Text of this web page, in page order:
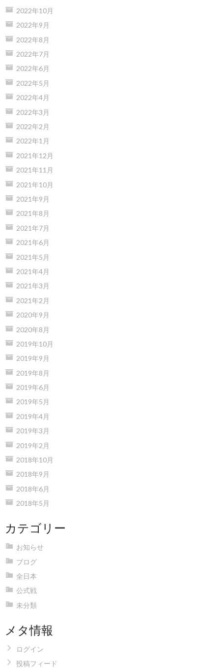
2022年10月
2022年9月
2022年8月
2022年7月
2022年6月
2022年5月
2022年4月
2022年3月
2022年2月
2022年1月
2021年12月
2021年11月
2021年10月
2021年9月
2021年8月
2021年7月
2021年6月
2021年5月
2021年4月
2021年3月
2021年2月
2020年9月
2020年8月
2019年10月
2019年9月
2019年8月
2019年6月
2019年5月
2019年4月
2019年3月
2019年2月
2018年10月
2018年9月
2018年6月
2018年5月
カテゴリー
お知らせ
ブログ
全日本
公式戦
未分類
メタ情報
ログイン
投稿フィード